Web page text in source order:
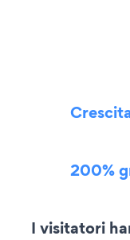
200%
I visitatori